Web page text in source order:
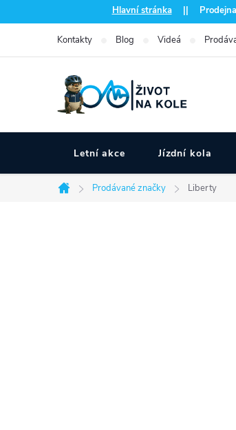
na
Hlavní stránka|| Prodejna -
Kontakty Blog Videá
Letní akce Jízdní kola
Domů
Prodávané značky Liberty